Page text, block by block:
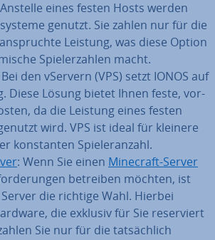
eines festen Hosts werden
genutzt. Sie zahlen nur für die
Leistung, was diese Option
Spie­ler­zah­len macht.
Bei den vServern (VPS) setzt IONOS auf
Diese Lösung bietet Ihnen feste, vor­
da die Leistung eines festen
wird. VPS ist ideal für kleinere
kon­stan­ten Spie­ler­an­zahl.
: Wenn Sie einen Minecraft-Server
betreiben möchten, ist
die richtige Wahl. Hierbei
die exklusiv für Sie re­ser­viert
Sie nur für die tat­säch­lich